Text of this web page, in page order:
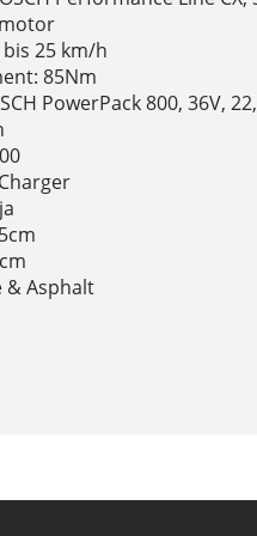
25 km/h
85Nm
PowerPack 800, 36V,
& Asphalt